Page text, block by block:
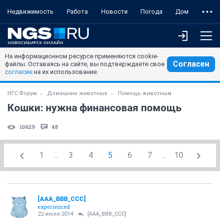
Недвижимость Работа Новости Погода Дом
На информационном ресурсе применяются cookie-
файлы. Оставаясь на сайте, вы подтверждаете свое
согласие на их использование.
Согласен
НГС.Форум Домашние животные Помощь животным
Кошки: нужна финансовая помощь
10629 48
1 ... 3 4 5 6 7 ... 10
[AAA_BBB_CCC]
experienced
22 июля 2014 [AAA_BBB_CCC]